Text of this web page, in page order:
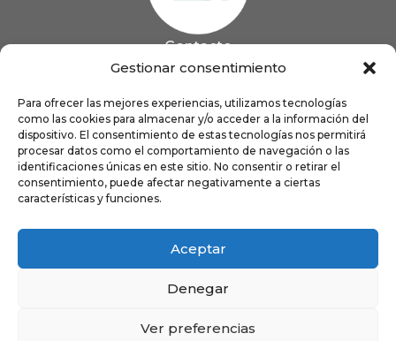
Gestionar consentimiento
Para ofrecer las mejores experiencias, utilizamos tecnologías
como las cookies para almacenar y/o acceder a la información del
dispositivo. El consentimiento de estas tecnologías nos permitirá
procesar datos como el comportamiento de navegación o las
identificaciones únicas en este sitio. No consentir o retirar el
consentimiento, puede afectar negativamente a ciertas
características y funciones.
Aceptar
Denegar
Ver preferencias
Contacto
 coigijon@gmail.com
Horario
Lun
9:00 a 13:00 - 16:00 a 21:00
Mar
9:00 a 13:00 - 16:00 a 20:00
Mié
9:00 a 14:00 - 16:00 a 19:00
Jue
9:00 a 13:00 - 16:00 a 19:00